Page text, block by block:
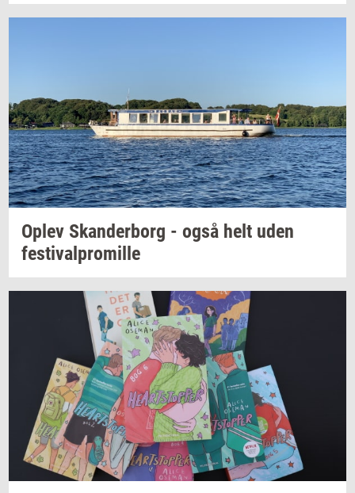
Oplev Skan­der­borg - også helt uden
festi­val­pro­mil­le